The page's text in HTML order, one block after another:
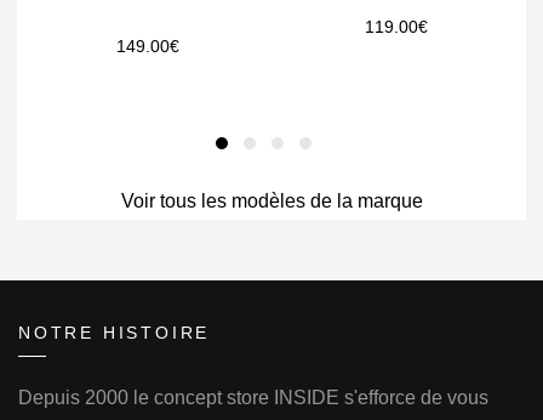
149.00€
119.00€
Voir tous les modèles de la marque
NOTRE HISTOIRE
Depuis 2000 le concept store INSIDE s'efforce de vous